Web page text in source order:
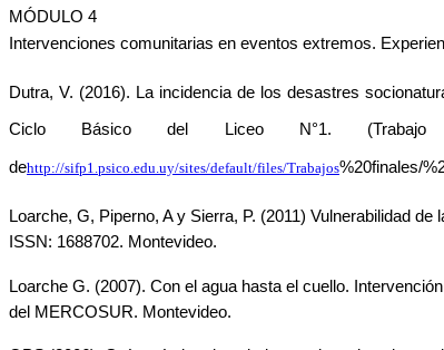
MÓDULO 4
Intervenciones comunitarias en eventos extremos.
Dutra, V. (2016). La incidencia de los desastres
Ciclo Básico del Liceo N°1. (Trabajo
dehttp://sifp1.psico.edu.uy/sites/default/files/Trabajos%20finales/
Loarche, G, Piperno, A y Sierra, P. (2011) Vulnerabilidad
ISSN: 1688702. Montevideo.
Loarche G. (2007). Con el agua hasta el cuello.
del MERCOSUR. Montevideo.